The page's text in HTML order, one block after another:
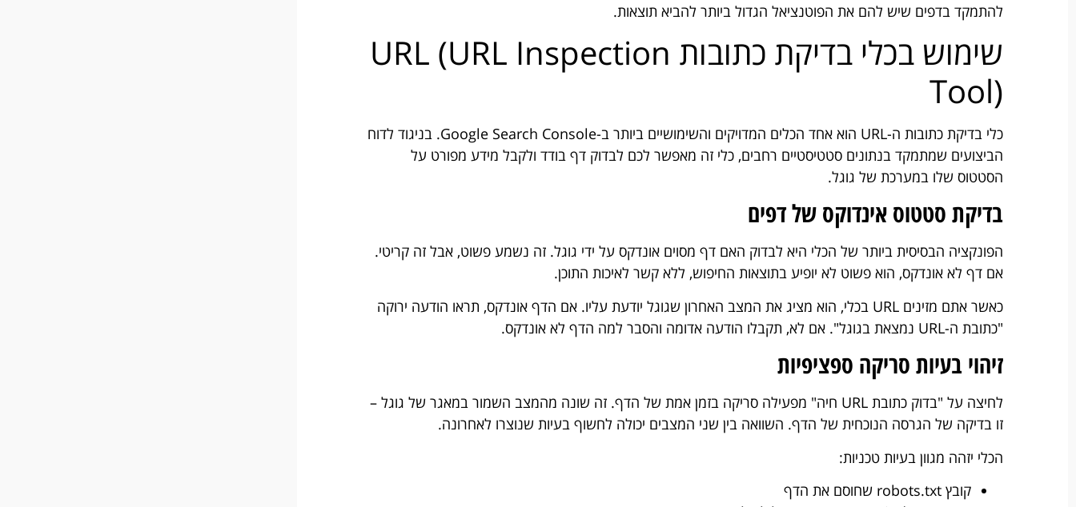
להתמקד בדפים שיש להם את הפוטנציאל הגדול ביותר להביא תוצאות.
שימוש בכלי בדיקת כתובות URL (URL Inspection
Tool)
כלי בדיקת כתובות ה-URL הוא אחד הכלים המדויקים והשימושיים ביותר ב-Google Search Console. בניגוד לדוח
הביצועים שמתמקד בנתונים סטטיסטיים רחבים, כלי זה מאפשר לכם לבדוק דף בודד ולקבל מידע מפורט על
הסטטוס שלו במערכת של גוגל.
בדיקת סטטוס אינדוקס של דפים
הפונקציה הבסיסית ביותר של הכלי היא לבדוק האם דף מסוים אונדקס על ידי גוגל. זה נשמע פשוט, אבל זה קריטי.
אם דף לא אונדקס, הוא פשוט לא יופיע בתוצאות החיפוש, ללא קשר לאיכות התוכן.
כאשר אתם מזינים URL בכלי, הוא מציג את המצב האחרון שגוגל יודעת עליו. אם הדף אונדקס, תראו הודעה ירוקה
"כתובת ה-URL נמצאת בגוגל". אם לא, תקבלו הודעה אדומה והסבר למה הדף לא אונדקס.
זיהוי בעיות סריקה ספציפיות
לחיצה על "בדוק כתובת URL חיה" מפעילה סריקה בזמן אמת של הדף. זה שונה מהמצב השמור במאגר של גוגל –
זו בדיקה של הגרסה הנוכחית של הדף. השוואה בין שני המצבים יכולה לחשוף בעיות שנוצרו לאחרונה.
הכלי יזהה מגוון בעיות טכניות:
קובץ robots.txt שחוסם את הדף